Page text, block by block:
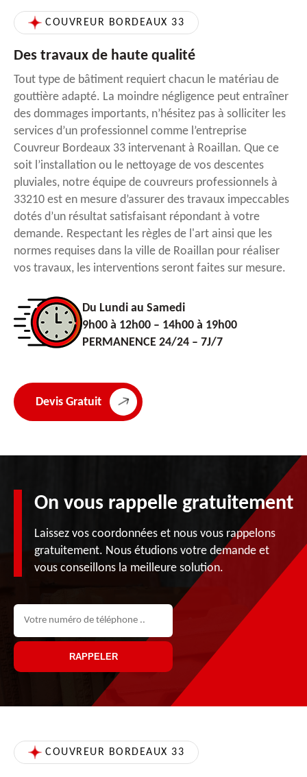
COUVREUR BORDEAUX 33
Des travaux de haute qualité
Tout type de bâtiment requiert chacun le matériau de
gouttière adapté. La moindre négligence peut entraîner
des dommages importants, n’hésitez pas à solliciter les
services d’un professionnel comme l’entreprise
Couvreur Bordeaux 33 intervenant à Roaillan. Que ce
soit l’installation ou le nettoyage de vos descentes
pluviales, notre équipe de couvreurs professionnels à
33210 est en mesure d’assurer des travaux impeccables
dotés d’un résultat satisfaisant répondant à votre
demande. Respectant les règles de l'art ainsi que les
normes requises dans la ville de Roaillan pour réaliser
vos travaux, les interventions seront faites sur mesure.
Du Lundi au Samedi
9h00 à 12h00 – 14h00 à 19h00
PERMANENCE 24/24 – 7J/7
Devis Gratuit
On vous rappelle gratuitement
Laissez vos coordonnées et nous vous rappelons
gratuitement. Nous étudions votre demande et
vous conseillons la meilleure solution.
COUVREUR BORDEAUX 33